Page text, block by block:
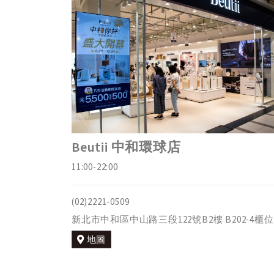
Beutii 中和環球店
11:00-22:00
(02)2221-0509
新北市中和區中山路三段122號B2樓 B202-4櫃位
地圖